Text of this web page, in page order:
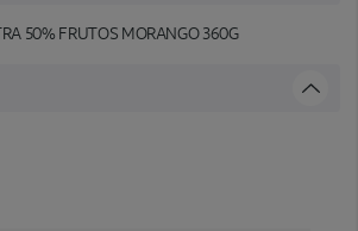
50% FRUTOS MORANGO 360G